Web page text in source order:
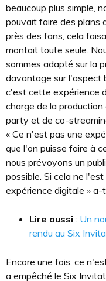
beaucoup plus simple,
pouvait faire des plans
près des fans, cela
montait toute seule.
sommes adapté sur la
davantage sur l'aspect
c'est cette expérience
charge de la
party et de co-
« Ce n'est pas une
que l'on puisse faire à
nous prévoyons un
possible. Si cela ne
expérience digitale » a-
Lire aussi : Un
rendu au Six
Encore une fois, ce
a empêché le Six